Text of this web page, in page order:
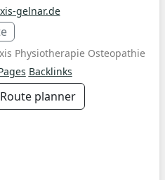
gelnar.de
Physiotherapie Osteopathie
Backlinks
Route planner